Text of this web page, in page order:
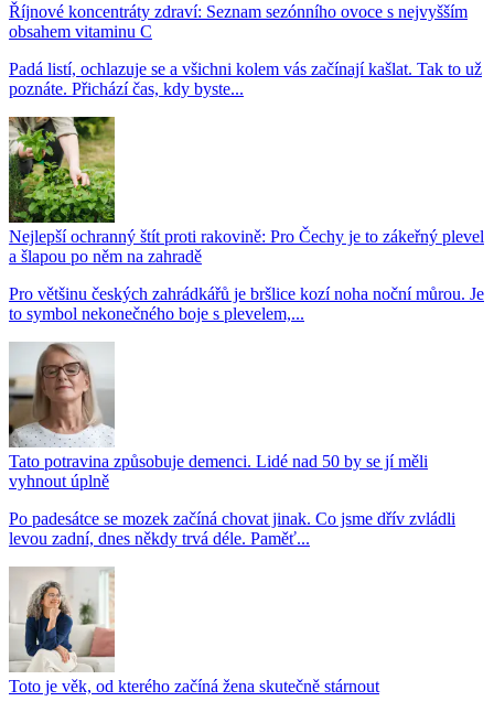
Říjnové koncentráty zdraví: Seznam sezónního ovoce s nejvyšším
obsahem vitaminu C
Padá listí, ochlazuje se a všichni kolem vás začínají kašlat. Tak to už
poznáte. Přichází čas, kdy byste...
Nejlepší ochranný štít proti rakovině: Pro Čechy je to zákeřný plevel
a šlapou po něm na zahradě
Pro většinu českých zahrádkářů je bršlice kozí noha noční můrou. Je
to symbol nekonečného boje s plevelem,...
Tato potravina způsobuje demenci. Lidé nad 50 by se jí měli
vyhnout úplně
Po padesátce se mozek začíná chovat jinak. Co jsme dřív zvládli
levou zadní, dnes někdy trvá déle. Paměť...
Toto je věk, od kterého začíná žena skutečně stárnout